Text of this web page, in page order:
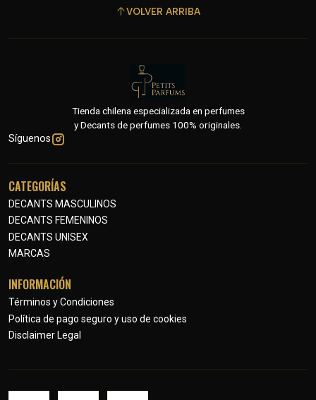
VOLVER ARRIBA
Tienda chilena especializada en perfumes
y Decants de perfumes 100% originales.
Síguenos
CATEGORÍAS
DECANTS MASCULINOS
DECANTS FEMENINOS
DECANTS UNISEX
MARCAS
INFORMACIÓN
Términos y Condiciones
Política de pago seguro y uso de cookies
Disclaimer Legal